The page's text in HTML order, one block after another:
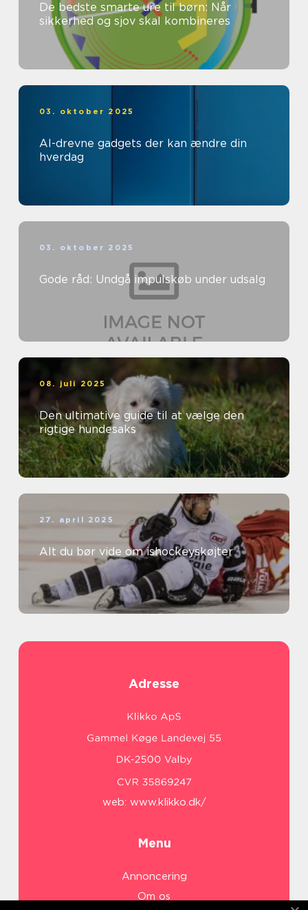
De bedste smarte ure til børn: Når
sikkerhed og sjov skal kombineres
03. oktober 2025
AI-drevne gadgets der kan ændre din
hverdag
03. oktober 2025
Gode råd: Undgå impulskøb under udsalg
08. juli 2025
Den ultimative guide til at vælge den
rigtige hundesaks
27. april 2025
Alt du bør vide om ishockeyskøjter
Adresse
web: www.klikko.dk/
Menu
Annoncering
Om os